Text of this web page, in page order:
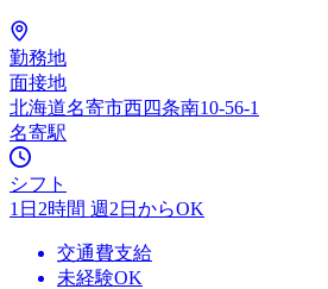
勤務地
面接地
北海道名寄市西四条南10-56-1
名寄駅
シフト
1日2時間 週2日からOK
交通費支給
未経験OK